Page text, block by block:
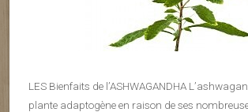
LES Bienfaits de l’ASHWAGANDHA
plante adaptogène en raison de ses